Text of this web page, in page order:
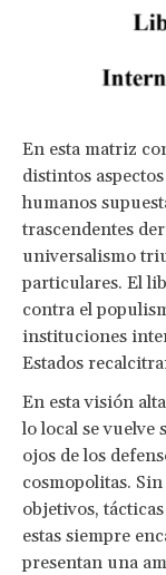
En esta matriz
distintos
humanos
trascendentes
universalismo
particulares. El
contra el
instituciones
Estados
En esta visión
lo local se vuelve
ojos de los
cosmopolitas.
objetivos,
estas siempre
presentan una